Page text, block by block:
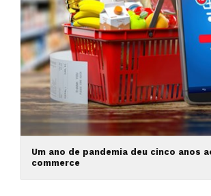
Um ano de pandemia deu cinco anos
commerce